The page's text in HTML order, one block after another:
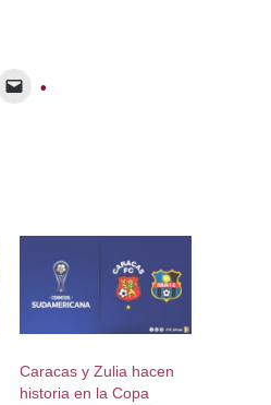
Caracas y Zulia hacen
historia en la Copa